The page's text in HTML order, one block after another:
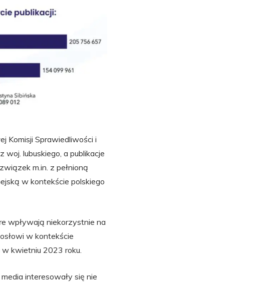
Komisji Sprawiedliwości i
woj. lubuskiego, a publikacje
m.in. z pełnioną
w kontekście polskiego
wpływają niekorzystnie na
w kontekście
kwietniu 2023 roku.
interesowały się nie